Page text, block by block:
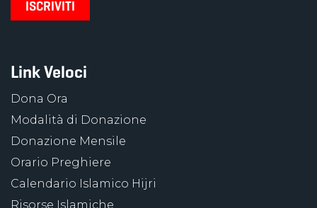
Link Veloci
Dona Ora
Modalità di Donazione
Donazione Mensile
Orario Preghiere
Calendario Islamico Hijri
Risorse Islamiche